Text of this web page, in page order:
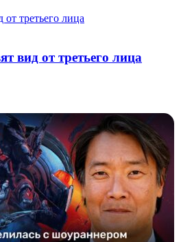
третьего лица
вид от третьего лица